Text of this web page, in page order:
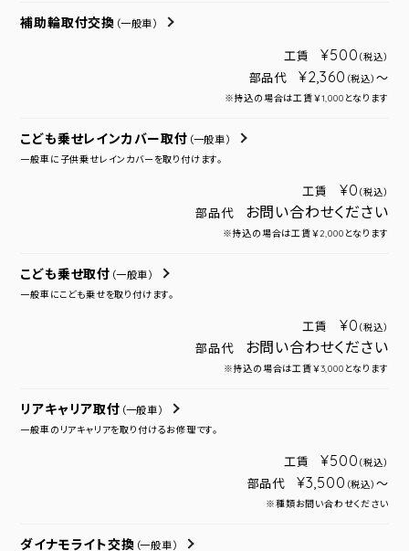
補助輪取付交換 （一般車）
工賃 ¥500 （税込）
部品代 ¥2,360 （税込） ～
※持込の場合は工賃￥1,000となります
こども乗せレインカバー取付 （一般車）
一般車に子供乗せレインカバーを取り付けます。
工賃 ¥0 （税込）
部品代 お問い合わせください
※持込の場合は工賃￥2,000となります
こども乗せ取付 （一般車）
一般車にこども乗せを取り付けます。
工賃 ¥0 （税込）
部品代 お問い合わせください
※持込の場合は工賃￥3,000となります
リアキャリア取付 （一般車）
一般車のリアキャリアを取り付けるお修理です。
工賃 ¥500 （税込）
部品代 ¥3,500 （税込） ～
※種類お問い合わせください
ダイナモライト交換 （一般車）